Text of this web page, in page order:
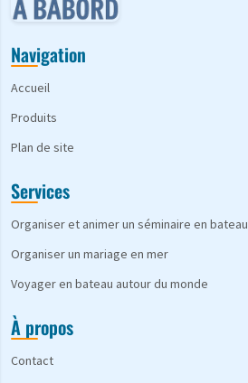
Navigation
Accueil
Produits
Plan de site
Services
Organiser et animer un séminaire en bateau
Organiser un mariage en mer
Voyager en bateau autour du monde
À propos
Contact